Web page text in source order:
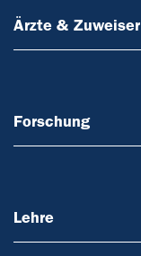
Ärzte & Zuweiser
Forschung
Lehre